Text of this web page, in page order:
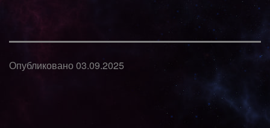
Опубликовано03.09.2025